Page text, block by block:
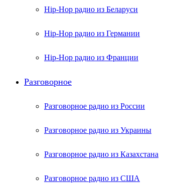
Hip-Hop радио из Беларуси
Hip-Hop радио из Германии
Hip-Hop радио из Франции
Разговорное
Разговорное радио из России
Разговорное радио из Украины
Разговорное радио из Казахстана
Разговорное радио из США